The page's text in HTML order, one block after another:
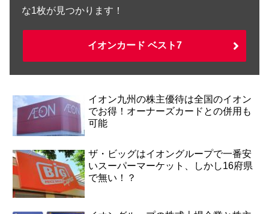
な1枚が見つかります！
イオンカード ベスト7
イオン九州の株主優待は全国のイオン
でお得！オーナーズカードとの併用も
可能
ザ・ビッグはイオングループで一番安
いスーパーマーケット、しかし16府県
で無い！？